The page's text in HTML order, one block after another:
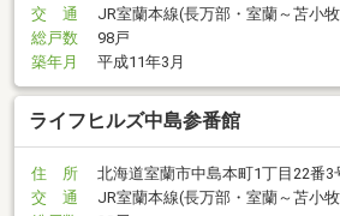
交 通
JR室蘭本線(長万部・室蘭～苫小
総戸数
98戸
築年月
平成11年3月
ライフヒルズ中島参番館
住 所
北海道室蘭市中島本町1丁目22番3
交 通
JR室蘭本線(長万部・室蘭～苫小